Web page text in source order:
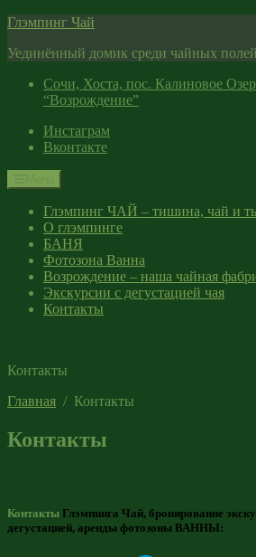
Skip
content
Глэмпинг Чай
Уединённый домик среди чайных
Сочи, Хоста, пос. Калиновое
“Возрождение”
Инстаграм
Вконтакте
Глэмпинг ЧАЙ – тишина, чай и
О глэмпинге
БАНЯ
Фотозона Ванна
Возрождение – наша чайная
Экскурсии с дегустацией чая
Контакты
Контакты
Главная
Контакты
Контакты
Контакты Глэмпинга Чай, бронирование
дегустацией, аренды фотозоны ВАННЫ: